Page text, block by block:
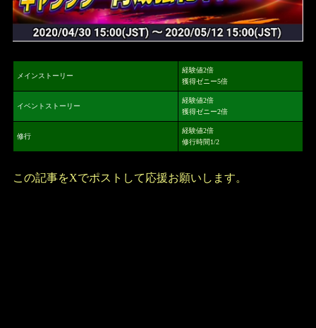
メインストーリー
経験値2倍
獲得ゼニー5倍
イベントストーリー
経験値2倍
獲得ゼニー2倍
修行
経験値2倍
修行時間1/2
この記事をXでポストして応援お願いします。